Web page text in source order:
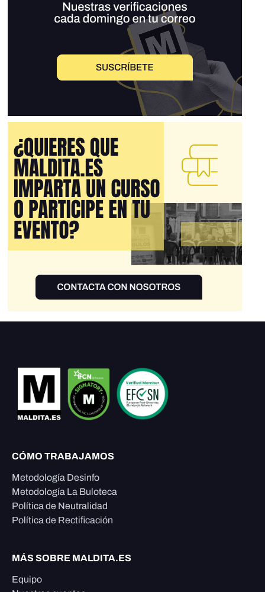
CÓMO TRABAJAMOS
Metodología Desinfo
Metodología La Buloteca
Política de Neutralidad
Política de Rectificación
MÁS SOBRE MALDITA.ES
Equipo